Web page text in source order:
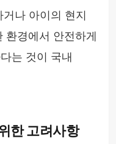
나 아이의 현지
환경에서 안전하게
는 것이 국내
한 고려사항